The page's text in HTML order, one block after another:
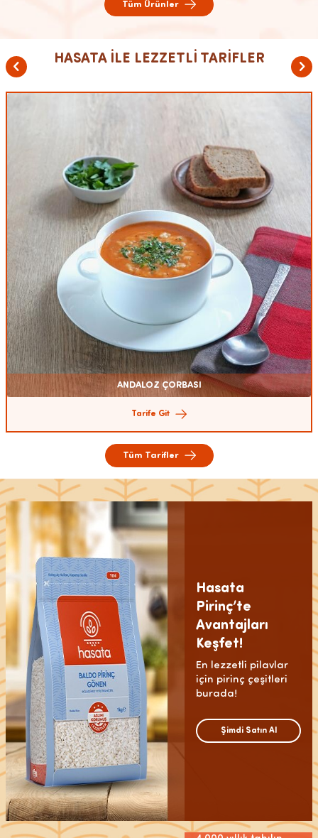
Tüm Ürünler
HASATA İLE LEZZETLİ TARİFLER
ANDALOZ ÇORBASI
Tarife Git
Tüm Tarifler
Hasata
Pirinç’te
Avantajları
Keşfet!
En lezzetli pilavlar
için pirinç çeşitleri
burada!
Şimdi Satın Al
Sofralar İçin